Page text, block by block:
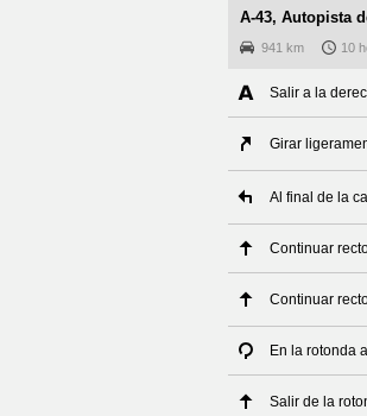
A-43, Autopista
941 km 10
Salir a la
Girar
Al final de la
Continuar
Continuar
En la rotonda
Salir de la